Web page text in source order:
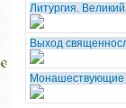
Литургия.
Выход
Монашествующие